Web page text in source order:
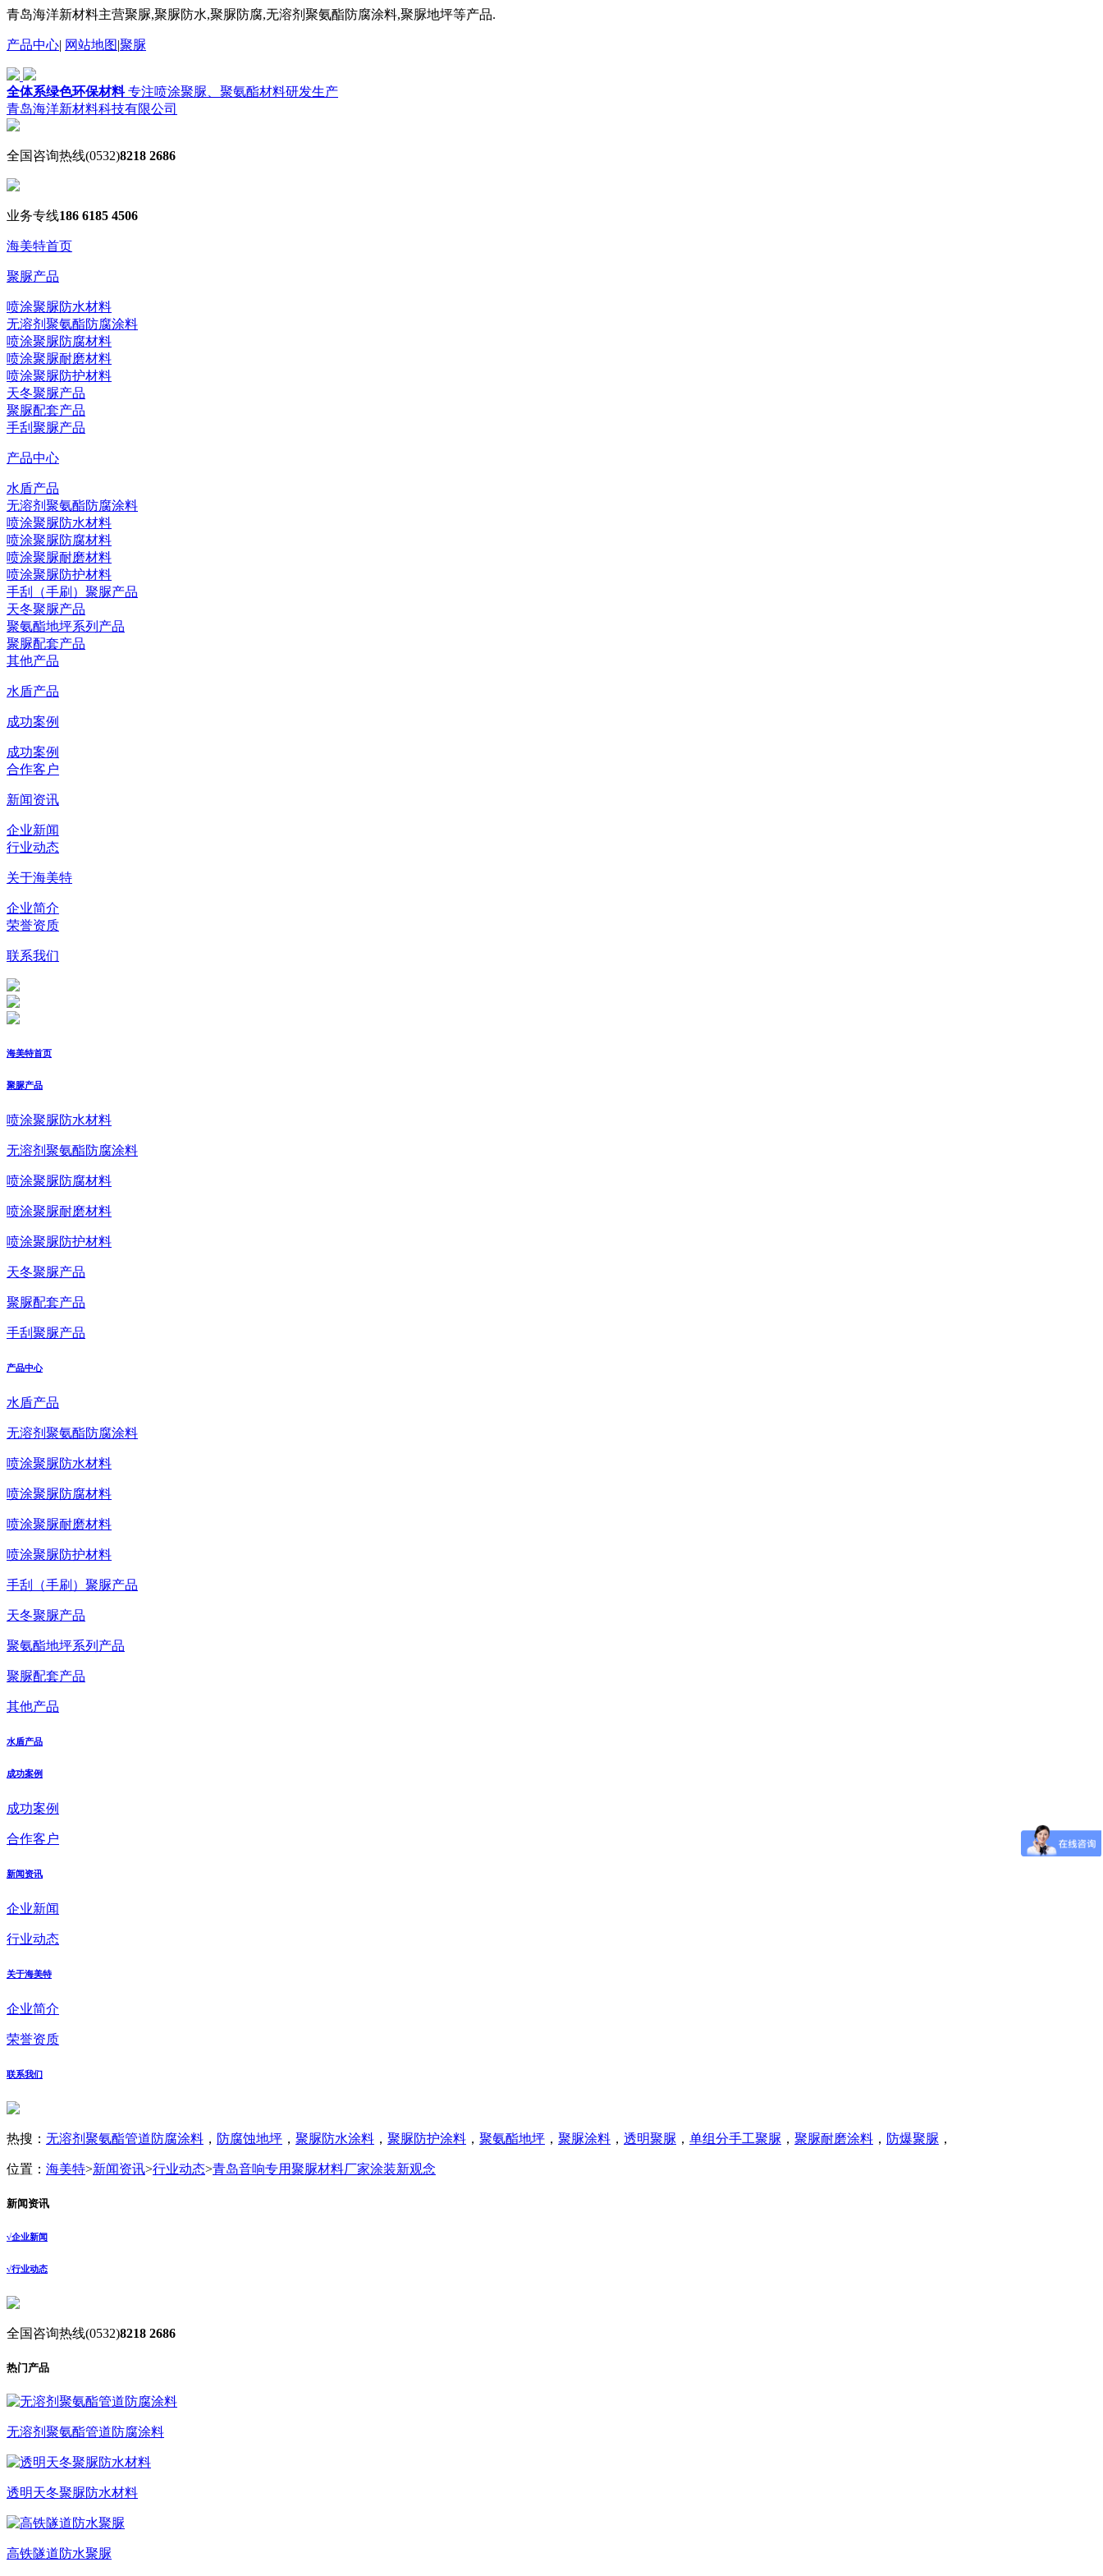
青岛海洋新材料主营聚脲,聚脲防水,聚脲防腐,无溶剂聚氨酯防腐涂料,聚脲地坪等产品.
产品中心| 网站地图|聚脲
全体系绿色环保材料专注喷涂聚脲、聚氨酯材料研发生产
青岛海洋新材料科技有限公司
全国咨询热线(0532)8218 2686
业务专线186 6185 4506
海美特首页
聚脲产品
喷涂聚脲防水材料
无溶剂聚氨酯防腐涂料
喷涂聚脲防腐材料
喷涂聚脲耐磨材料
喷涂聚脲防护材料
天冬聚脲产品
聚脲配套产品
手刮聚脲产品
产品中心
水盾产品
无溶剂聚氨酯防腐涂料
喷涂聚脲防水材料
喷涂聚脲防腐材料
喷涂聚脲耐磨材料
喷涂聚脲防护材料
手刮（手刷）聚脲产品
天冬聚脲产品
聚氨酯地坪系列产品
聚脲配套产品
其他产品
水盾产品
成功案例
成功案例
合作客户
新闻资讯
企业新闻
行业动态
关于海美特
企业简介
荣誉资质
联系我们
海美特首页
聚脲产品
喷涂聚脲防水材料
无溶剂聚氨酯防腐涂料
喷涂聚脲防腐材料
喷涂聚脲耐磨材料
喷涂聚脲防护材料
天冬聚脲产品
聚脲配套产品
手刮聚脲产品
产品中心
水盾产品
无溶剂聚氨酯防腐涂料
喷涂聚脲防水材料
喷涂聚脲防腐材料
喷涂聚脲耐磨材料
喷涂聚脲防护材料
手刮（手刷）聚脲产品
天冬聚脲产品
聚氨酯地坪系列产品
聚脲配套产品
其他产品
水盾产品
成功案例
成功案例
合作客户
新闻资讯
企业新闻
行业动态
关于海美特
企业简介
荣誉资质
联系我们
热搜： 无溶剂聚氨酯管道防腐涂料 ， 防腐蚀地坪 ， 聚脲防水涂料 ， 聚脲防护涂料 ， 聚氨酯地坪 ， 聚脲涂料 ， 透明聚脲 ， 单组分手工聚脲 ， 聚脲耐磨涂料 ， 防爆聚脲 ，
位置： 海美特>新闻资讯>行业动态>青岛音响专用聚脲材料厂家涂装新观念
新闻资讯
√企业新闻
√行业动态
全国咨询热线(0532)8218 2686
热门产品
无溶剂聚氨酯管道防腐涂料
透明天冬聚脲防水材料
高铁隧道防水聚脲